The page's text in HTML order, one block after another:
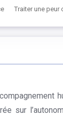
Traiter une peur
sur